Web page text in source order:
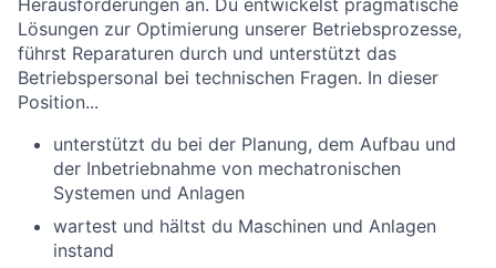
Herausforderungen an. Du entwickelst pragmatische
Lösungen zur Optimierung unserer Betriebsprozesse,
führst Reparaturen durch und unterstützt das
Betriebspersonal bei technischen Fragen. In dieser
Position...
unterstützt du bei der Planung, dem Aufbau und
der Inbetriebnahme von mechatronischen
Systemen und Anlagen
wartest und hältst du Maschinen und Anlagen
instand